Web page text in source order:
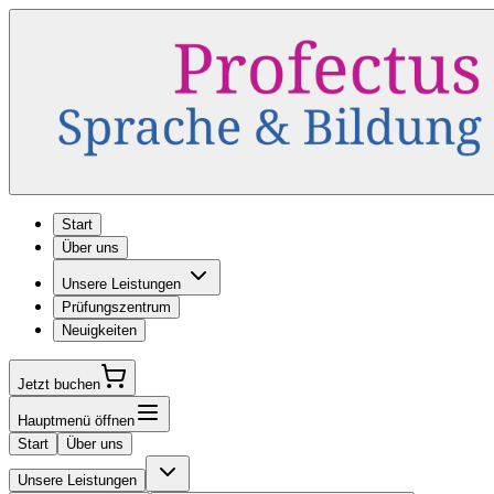
Start
Über uns
Unsere Leistungen
Prüfungszentrum
Neuigkeiten
Jetzt buchen
Hauptmenü öffnen
Start
Über uns
Unsere Leistungen